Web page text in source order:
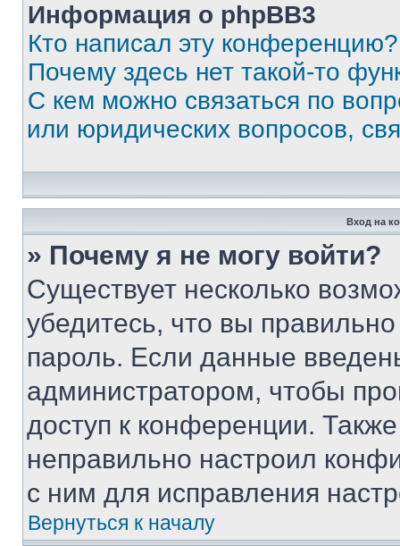
Информация о phpBB3
Кто написал эту конференцию?
Почему здесь нет такой-то
С кем можно связаться по
или юридических вопросов,
Вход на
» Почему я не могу войти?
Существует несколько
убедитесь, что вы
пароль. Если данные
администратором, чтобы
доступ к конференции.
неправильно настроил
с ним для исправления
Вернуться к началу